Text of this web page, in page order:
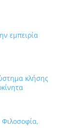
εμπειρία
κλήσης
Φιλοσοφία,